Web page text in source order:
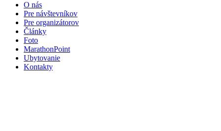
O nás
Pre návštevníkov
Pre organizátorov
Články
Foto
MarathonPoint
Ubytovanie
Kontakty